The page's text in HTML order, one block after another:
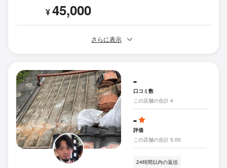
¥45,000
さらに表示
-
口コミ数
この店舗の合計 4
-
評価
この店舗の合計 5.00
24時間以内の返信